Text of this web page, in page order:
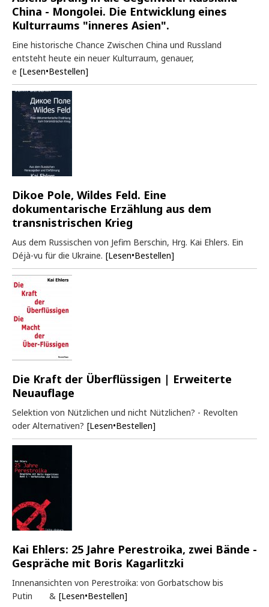
China - Mongolei. Die Entwicklung eines
Kulturraums "inneres Asien".
Eine historische Chance Zwischen China und Russland
entsteht heute ein neuer Kulturraum, genauer,
e [Lesen•Bestellen]
Dikoe Pole, Wildes Feld. Eine
dokumentarische Erzählung aus dem
transnistrischen Krieg
Aus dem Russischen von Jefim Berschin, Hrg. Kai Ehlers. Ein
Déjà-vu für die Ukraine. [Lesen•Bestellen]
Die Kraft der Überflüssigen | Erweiterte
Neuauflage
Selektion von Nützlichen und nicht Nützlichen? - Revolten
oder Alternativen? [Lesen•Bestellen]
Kai Ehlers: 25 Jahre Perestroika, zwei Bände -
Gespräche mit Boris Kagarlitzki
Innenansichten von Perestroika: von Gorbatschow bis
Putin & [Lesen•Bestellen]